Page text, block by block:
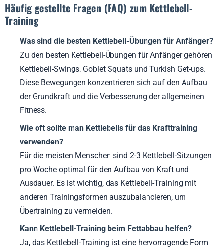
Häufig gestellte Fragen (FAQ) zum Kettlebell-
Training
Was sind die besten Kettlebell-Übungen für Anfänger?
Zu den besten Kettlebell-Übungen für Anfänger gehören
Kettlebell-Swings, Goblet Squats und Turkish Get-ups.
Diese Bewegungen konzentrieren sich auf den Aufbau
der Grundkraft und die Verbesserung der allgemeinen
Fitness.
Wie oft sollte man Kettlebells für das Krafttraining
verwenden?
Für die meisten Menschen sind 2-3 Kettlebell-Sitzungen
pro Woche optimal für den Aufbau von Kraft und
Ausdauer. Es ist wichtig, das Kettlebell-Training mit
anderen Trainingsformen auszubalancieren, um
Übertraining zu vermeiden.
Kann Kettlebell-Training beim Fettabbau helfen?
Ja, das Kettlebell-Training ist eine hervorragende Form